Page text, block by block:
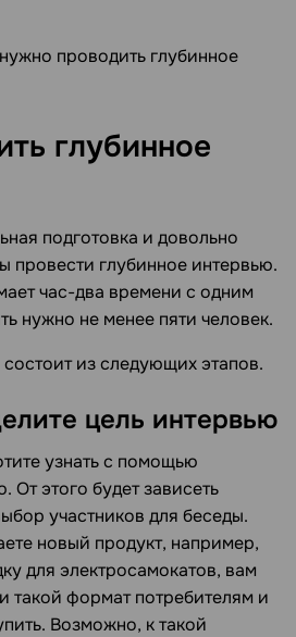
проводить глубинное
глубинное
подготовка и довольно
провести глубинное интервью.
час-два времени с одним
нужно не менее пяти человек.
из следующих этапов.
цель интервью
узнать с помощью
От этого будет зависеть
участников для беседы.
новый продукт, например,
для электросамокатов, вам
такой формат потребителям и
Возможно, к такой